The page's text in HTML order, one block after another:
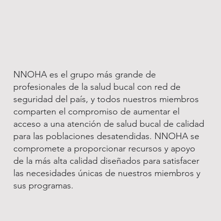
NNOHA es el grupo más grande de
profesionales de la salud bucal con red de
seguridad del país, y todos nuestros miembros
comparten el compromiso de aumentar el
acceso a una atención de salud bucal de calidad
para las poblaciones desatendidas. NNOHA se
compromete a proporcionar recursos y apoyo
de la más alta calidad diseñados para satisfacer
las necesidades únicas de nuestros miembros y
sus programas.